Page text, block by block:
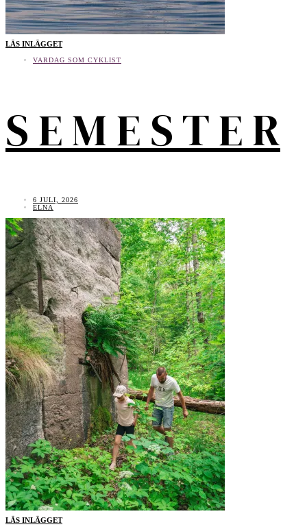
LÄS INLÄGGET
VARDAG SOM CYKLIST
S E M E S T E R
6 JULI, 2026
ELNA
LÄS INLÄGGET